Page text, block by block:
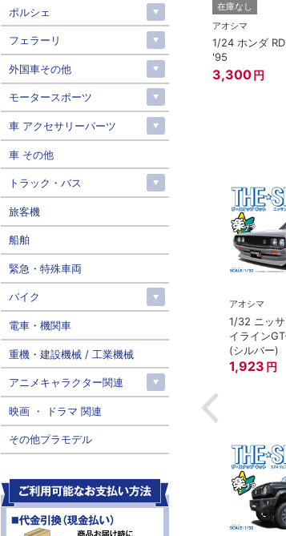
在庫なし
アオシマ
1/24 ホンダ
'95
3,300 円
）
スカイライ
R ストリート
シルバー)
1,822円
アオシマ
1/32 ニッ
イライン
(シルバー)
1,923 円
ポルシェ
フェラーリ
外国車その他
モータースポーツ
車 アクセサリーパーツ
車 その他
トラック・バス
旅客機
船舶
緊急・特殊車両
バイク
電車・機関車
重機・建設機械 / 工業機械
アニメキャラクター関連
映画 ・ ドラマ 関連
その他プラモデル